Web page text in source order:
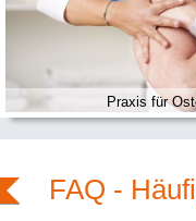
Praxis für
FAQ -